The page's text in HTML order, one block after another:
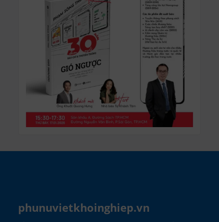
phunuvietkhoinghiep.vn